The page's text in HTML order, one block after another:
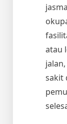
atau
sakit